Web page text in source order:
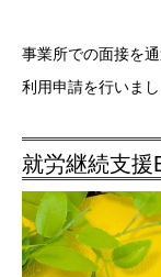
事業所での面接を
利用申請を行いまし
就労継続支援